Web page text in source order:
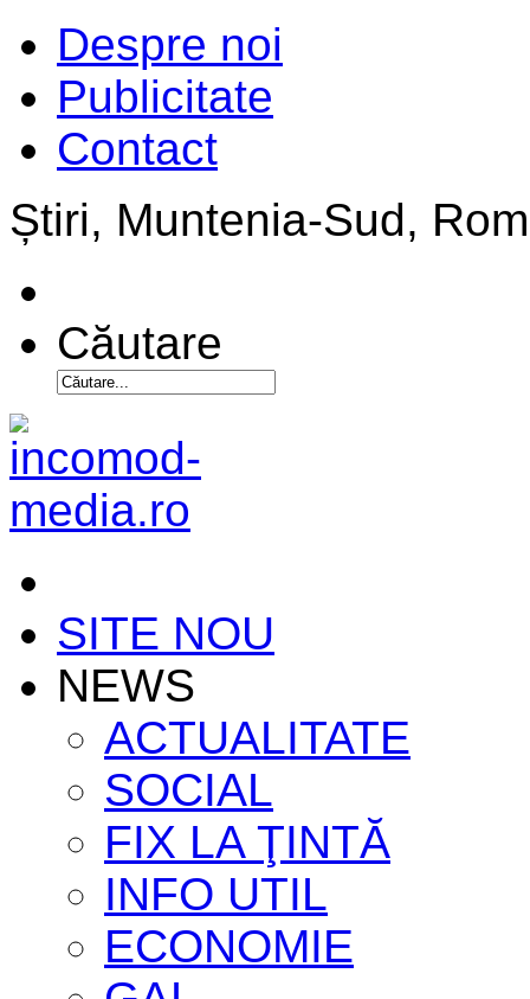
Despre noi
Publicitate
Contact
Știri, Muntenia-Sud,
Căutare
SITE NOU
NEWS
ACTUALITATE
SOCIAL
FIX LA ŢINTĂ
INFO UTIL
ECONOMIE